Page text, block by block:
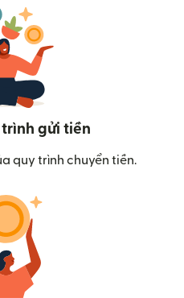
trình gửi tiền
quy trình chuyển tiền.